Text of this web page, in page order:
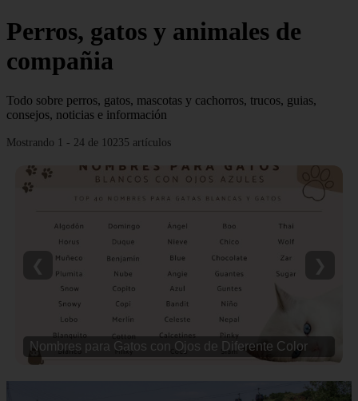
Perros, gatos y animales de
compañia
Todo sobre perros, gatos, mascotas y cachorros, trucos, guias,
consejos, noticias e información
Mostrando 1 - 24 de 10235 artículos
Nombres para Perras de Caza